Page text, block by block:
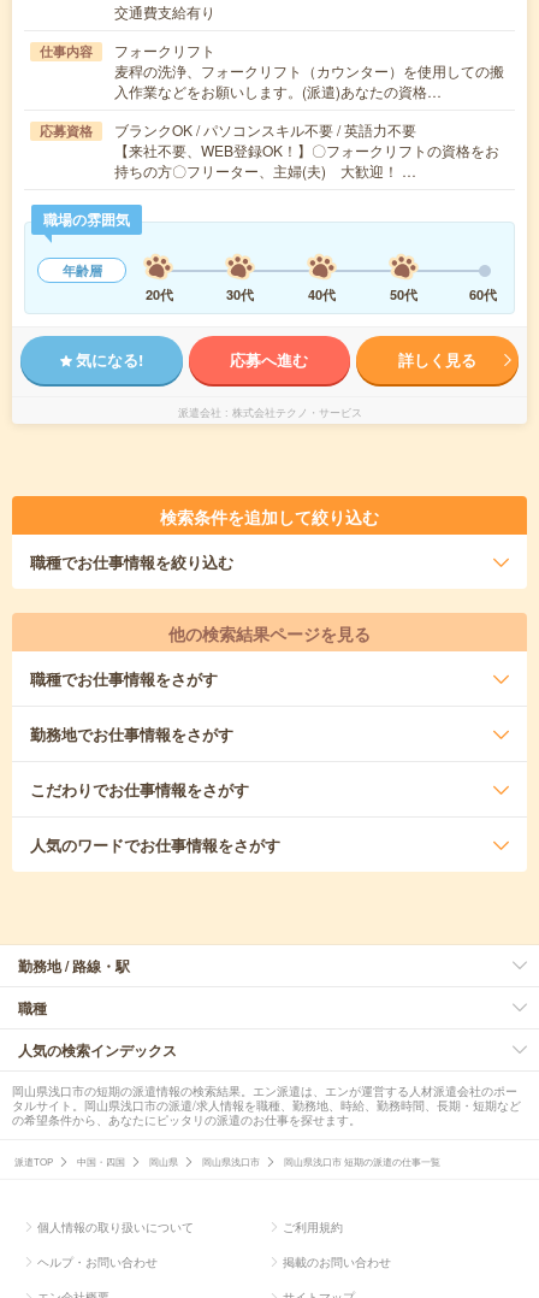
交通費支給有り
仕事内容
フォークリフト
麦稈の洗浄、フォークリフト（カウンター）を使用しての搬
入作業などをお願いします。(派遣)あなたの資格…
応募資格
ブランクOK / パソコンスキル不要 / 英語力不要
【来社不要、WEB登録OK！】〇フォークリフトの資格をお
持ちの方〇フリーター、主婦(夫) 大歓迎！ …
職場の雰囲気
年齢層
20代
30代 40代 50代 60代
気になる! 応募へ進む 詳しく見る
派遣会社 株式会社テクノ・サービス
検索条件を追加して絞り込む
職種でお仕事情報を絞り込む
他の検索結果ページを見る
職種でお仕事情報をさがす
勤務地でお仕事情報をさがす
こだわりでお仕事情報をさがす
人気のワードでお仕事情報をさがす
勤務地 / 路線・駅
職種
人気の検索インデックス
岡山県浅口市の短期の派遣情報の検索結果。エン派遣は、エンが運営する人材派遣会社のポー
タルサイト。岡山県浅口市の派遣/求人情報を職種、勤務地、時給、勤務時間、長期・短期など
の希望条件から、あなたにピッタリの派遣のお仕事を探せます。
派遣TOP 中国・四国 岡山県 岡山県浅口市 岡山県浅口市 短期の派遣の仕事一覧
個人情報の取り扱いについて ご利用規約
ヘルプ・お問い合わせ 掲載のお問い合わせ